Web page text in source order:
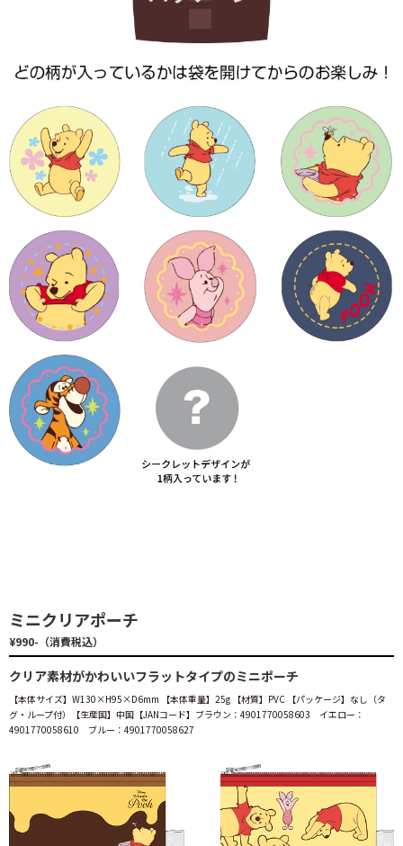
ミニクリアポーチ
¥990-（消費税込）
クリア素材がかわいいフラットタイプのミニポーチ
【本体サイズ】W130×H95×D6mm 【本体重量】25g 【材質】PVC 【パッケージ】なし（タ
グ・ループ付）【生産国】中国【JANコード】ブラウン：4901770058603 イエロー：
4901770058610 ブルー：4901770058627